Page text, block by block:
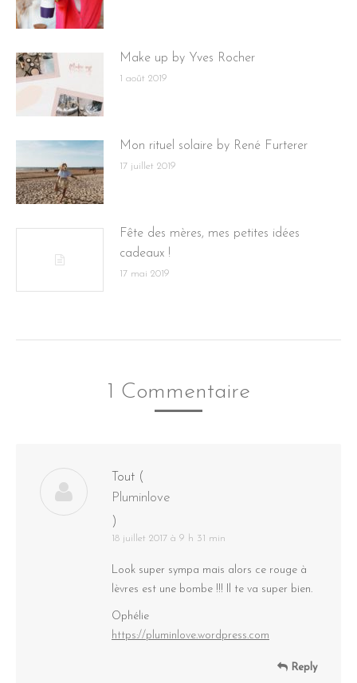
Make up by Yves Rocher
1 août 2019
Mon rituel solaire by René Furterer
17 juillet 2019
Fête des mères, mes petites idées
cadeaux !
17 mai 2019
1 Commentaire
Tout (
Pluminlove
)
18 juillet 2017 à 9 h 31 min
Look super sympa mais alors ce rouge à
lèvres est une bombe !!! Il te va super bien.
Ophélie
https://pluminlove.wordpress.com
Reply